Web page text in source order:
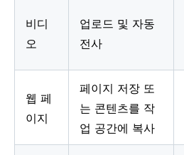
비디
오
업로드 및 자동
전사
웹 페
이지
페이지 저장 또
는 콘텐츠를 작
업 공간에 복사